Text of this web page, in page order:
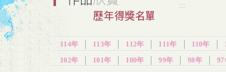
:::
114年 113年 112年 111年 110年
102年 101年 100年 99年 98年 97